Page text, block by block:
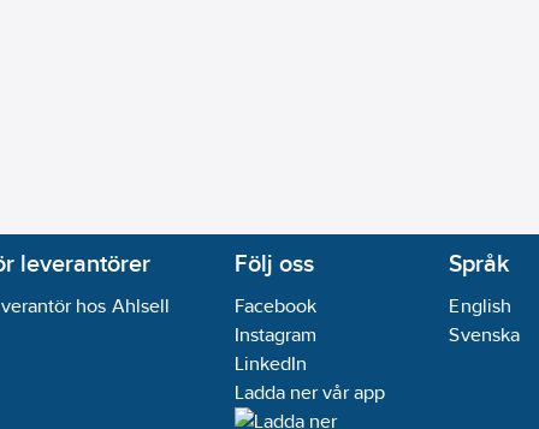
leverantörer
hos Ahlsell
Följ oss
Facebook
Instagram
LinkedIn
Ladda ner vår app
Språk
English
Svenska